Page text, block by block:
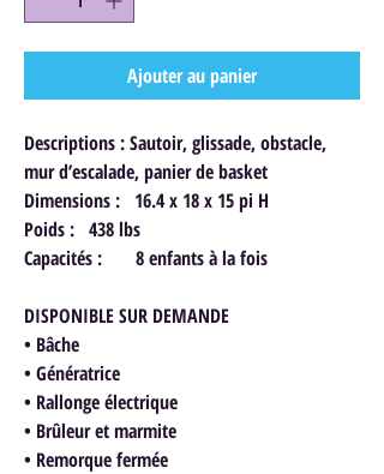
Ajouter au panier
Descriptions : Sautoir, glissade, obstacle,
mur d’escalade, panier de basket
Dimensions : 16.4 x 18 x 15 pi H
Poids : 438 lbs
Capacités : 8 enfants à la fois
DISPONIBLE SUR DEMANDE
• Bâche
• Génératrice
• Rallonge électrique
• Brûleur et marmite
• Remorque fermée